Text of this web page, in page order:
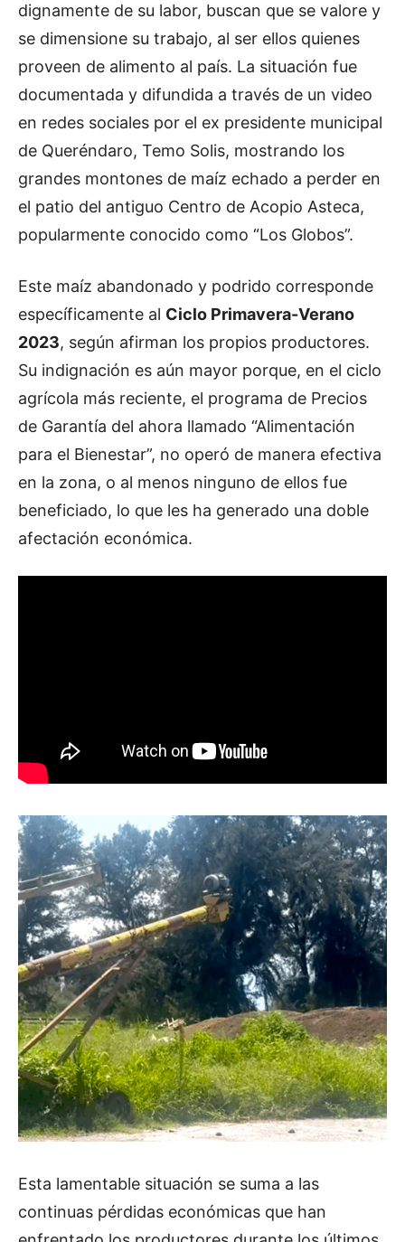
dignamente de su labor, buscan que se valore y
se dimensione su trabajo, al ser ellos quienes
proveen de alimento al país. La situación fue
documentada y difundida a través de un video
en redes sociales por el ex presidente municipal
de Queréndaro, Temo Solis, mostrando los
grandes montones de maíz echado a perder en
el patio del antiguo Centro de Acopio Asteca,
popularmente conocido como “Los Globos”.
Este maíz abandonado y podrido corresponde
específicamente al Ciclo Primavera-Verano
2023, según afirman los propios productores.
Su indignación es aún mayor porque, en el ciclo
agrícola más reciente, el programa de Precios
de Garantía del ahora llamado “Alimentación
para el Bienestar”, no operó de manera efectiva
en la zona, o al menos ninguno de ellos fue
beneficiado, lo que les ha generado una doble
afectación económica.
Esta lamentable situación se suma a las
continuas pérdidas económicas que han